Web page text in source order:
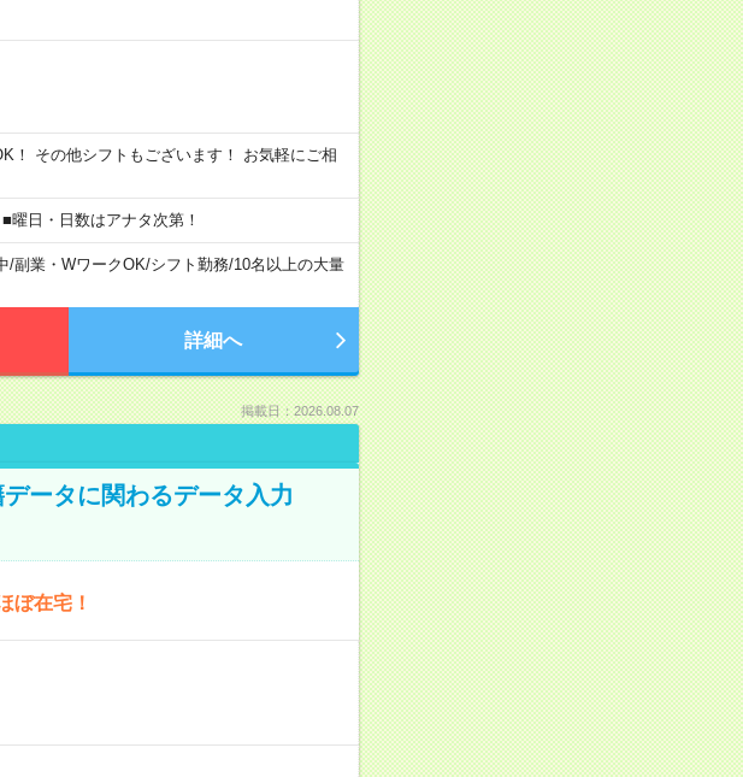
！ その他シフトもございます！ お気軽にご相
日・日数はアナタ次第！
/副業・WワークOK/シフト勤務/10名以上の大量
詳細へ
掲載日：2026.08.07
ータに関わるデータ入力
ぼ在宅！